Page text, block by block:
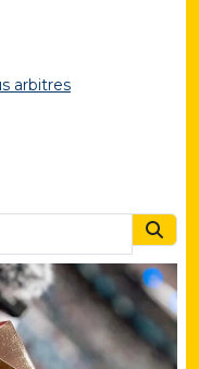
arbitres